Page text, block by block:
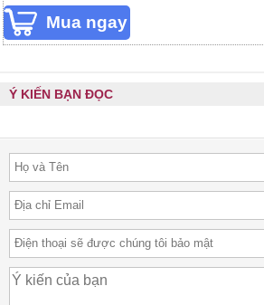
Ý KIẾN BẠN ĐỌC